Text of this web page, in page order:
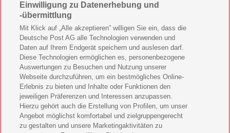
Wohnen & Garten Geschenkabo verschenken
Mein schönes Land Geschenkabo verschenken
Bild der Frau Geschenkabo verschenken
11 Freunde Geschenkabo verschenken
LEGO Ninjago Magazin Geschenkabo verschenken
Brigitte Geschenkabo verschenken
GEOlino Geschenkabo verschenken
Einwilligung zu Datenerhebung und
-übermittlung
Mit Klick auf „Alle akzeptieren” willigen Sie ein, dass die
Deutsche Post AG alle Technologien verwenden und
Daten auf Ihrem Endgerät speichern und auslesen darf.
Diese Technologien ermöglichen es, personenbezogene
Auswertungen zu Besuchen und Nutzung unserer
Webseite durchzuführen, um ein bestmögliches Online-
Erlebnis zu bieten und Inhalte oder Funktionen den
jeweiligen Präferenzen und Interessen anzupassen.
Hierzu gehört auch die Erstellung von Profilen, um unser
Angebot möglichst komfortabel und zielgruppengerecht
zu gestalten und unsere Marketingaktivitäten zu